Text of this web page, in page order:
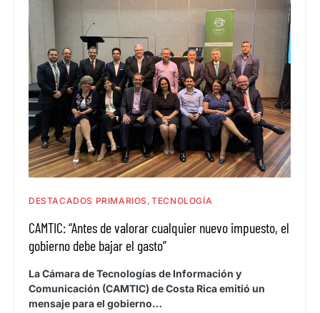
DESTACADOS PRIMARIOS TECNOLOGÍA
CAMTIC: “Antes de valorar cualquier nuevo impuesto, el
gobierno debe bajar el gasto”
La Cámara de Tecnologías de Información y
Comunicación (CAMTIC) de Costa Rica emitió un
mensaje para el gobierno…